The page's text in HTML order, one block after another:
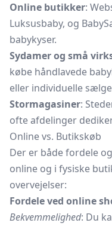
Online butikker:
Luksusbaby, og
babykyser.
Sydamer og små
købe håndlavede
eller individuelle
Stormagasiner:
ofte afdelinger
Online vs. Butikskøb
Der er både fordele
online og i fysiske
overvejelser:
Fordele ved online
Bekvemmelighed: Du